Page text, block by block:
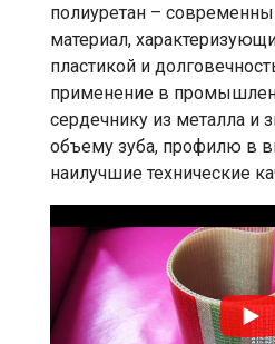
полиуретан –
материал,
пластикой и
применение в
сердечнику из металла и
объему зуба, профилю в
наилучшие технические